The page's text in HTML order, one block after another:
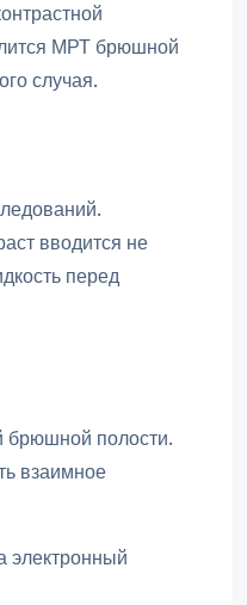
МРТ брюшной
случая.
вводится не
перед
брюшной полости.
взаимное
электронный